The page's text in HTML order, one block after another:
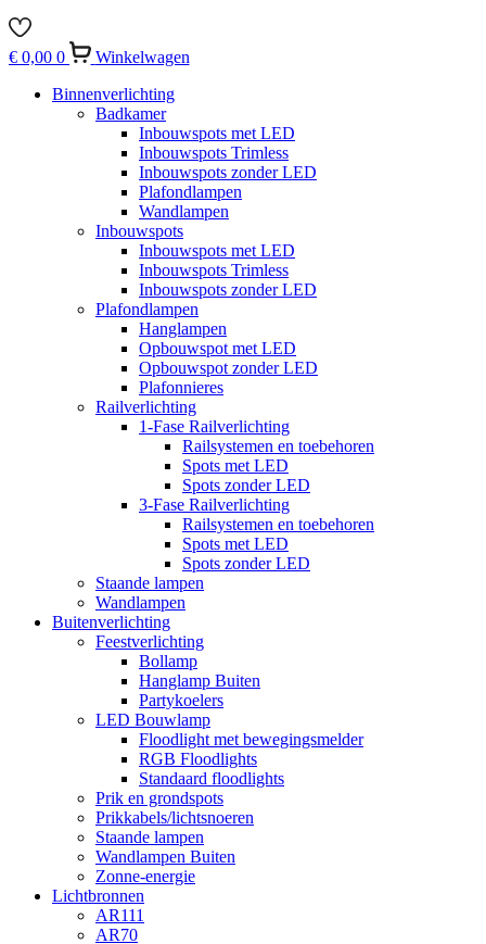
€ 0,00 0
Winkelwagen
Binnenverlichting
Badkamer
Inbouwspots met LED
Inbouwspots Trimless
Inbouwspots zonder LED
Plafondlampen
Wandlampen
Inbouwspots
Inbouwspots met LED
Inbouwspots Trimless
Inbouwspots zonder LED
Plafondlampen
Hanglampen
Opbouwspot met LED
Opbouwspot zonder LED
Plafonnieres
Railverlichting
1-Fase Railverlichting
Railsystemen en toebehoren
Spots met LED
Spots zonder LED
3-Fase Railverlichting
Railsystemen en toebehoren
Spots met LED
Spots zonder LED
Staande lampen
Wandlampen
Buitenverlichting
Feestverlichting
Bollamp
Hanglamp Buiten
Partykoelers
LED Bouwlamp
Floodlight met bewegingsmelder
RGB Floodlights
Standaard floodlights
Prik en grondspots
Prikkabels/lichtsnoeren
Staande lampen
Wandlampen Buiten
Zonne-energie
Lichtbronnen
AR111
AR70